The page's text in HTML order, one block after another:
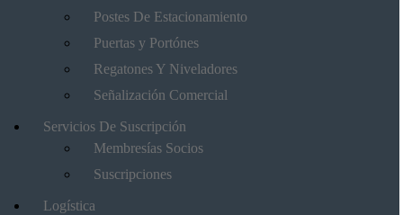
Postes De Estacionamiento
Puertas y Portónes
Regatones Y Niveladores
Señalización Comercial
Servicios De Suscripción
Membresías Socios
Suscripciones
Logística